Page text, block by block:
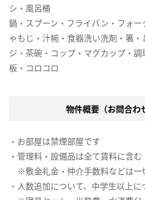
シ・風呂桶
鍋・スプーン・フライパン・フォ
ゃもじ・汁椀・食器洗い洗剤・箸
ジ・茶碗・コップ・マグカップ・
板・コロコロ
物件概要（お問合わ
・お部屋は禁煙部屋です
・管理料・設備品は全て賃料に含む
※敷金礼金・仲介手数料などは一
・人数追加について、中学生以上